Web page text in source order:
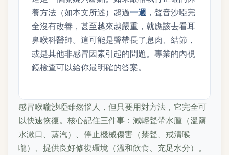
養方法（如本文所述）超過一週 ，聲音沙啞完
全沒有改善，甚至越來越嚴重，就應該去看耳
鼻喉科醫師。這可能是聲帶長了息肉、結節，
或是其他非感冒因素引起的問題。專業的內視
鏡檢查可以給你最明確的答案。
感冒喉嚨沙啞雖然惱人，但只要用對方法，它完全可
以快速恢復。核心記住三件事：減輕聲帶水腫（溫鹽
水漱口、蒸汽）、停止機械傷害（禁聲、戒清喉
嚨）、提供良好修復環境（溫和飲食、充足水分）。